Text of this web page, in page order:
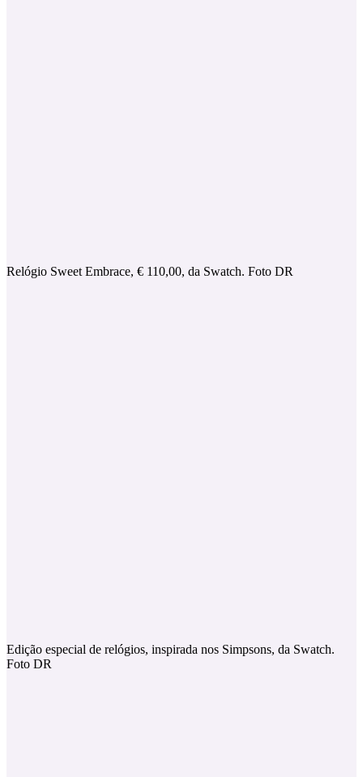
Relógio Sweet Embrace, € 110,00, da Swatch. Foto DR
Edição especial de relógios, inspirada nos Simpsons, da Swatch.
Foto DR